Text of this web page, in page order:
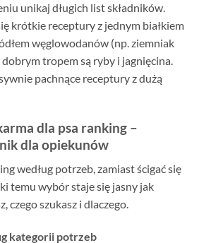
unikaj długich list składników.
krótkie receptury z jednym białkiem
węglowodanów (np. ziemniak
tropem są ryby i jagnięcina.
pachnące receptury z dużą
dla psa ranking –
dla opiekunów
według potrzeb, zamiast ścigać się
temu wybór staje się jasny jak
czego szukasz i dlaczego.
kategorii potrzeb